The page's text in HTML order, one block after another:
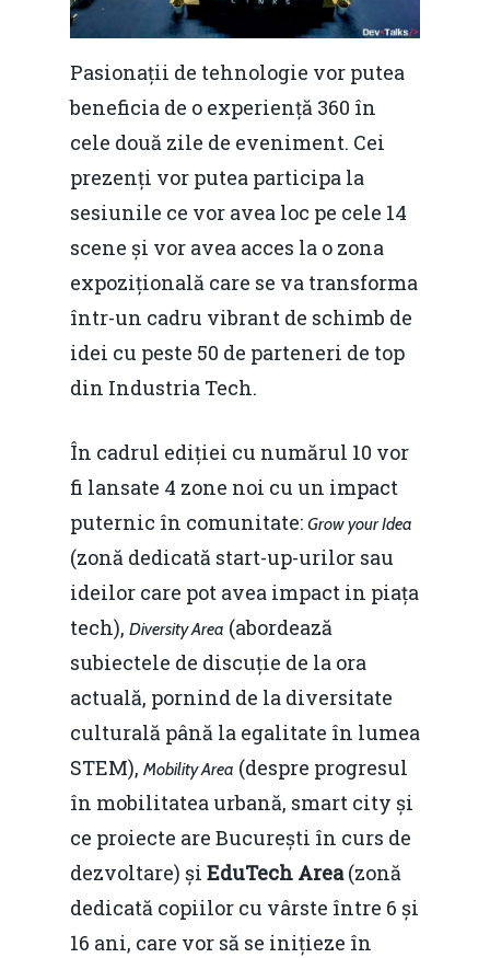
Pasionații de tehnologie vor putea
beneficia de o experiență 360 în
cele două zile de eveniment. Cei
prezenți vor putea participa la
sesiunile ce vor avea loc pe cele 14
scene și vor avea acces la o zona
expozițională care se va transforma
într-un cadru vibrant de schimb de
idei cu peste 50 de parteneri de top
din Industria Tech.
În cadrul ediției cu numărul 10 vor
fi lansate 4 zone noi cu un impact
puternic în comunitate: Grow your Idea
(zonă dedicată start-up-urilor sau
ideilor care pot avea impact in piața
tech), Diversity Area (abordează
subiectele de discuție de la ora
actuală, pornind de la diversitate
culturală până la egalitate în lumea
STEM), Mobility Area (despre progresul
în mobilitatea urbană, smart city și
ce proiecte are București în curs de
dezvoltare) și EduTech Area(zonă
dedicată copiilor cu vârste între 6 și
16 ani, care vor să se inițieze în